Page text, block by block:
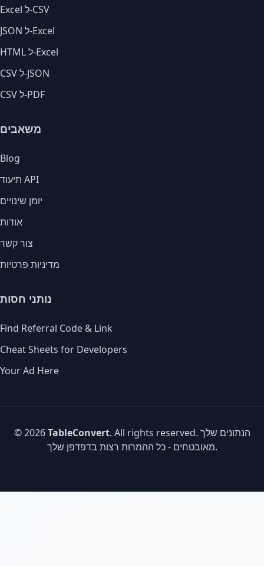
Excel ל-CSV
JSON ל-Excel
HTML ל-Excel
CSV ל-JSON
CSV ל-PDF
משאבים
Blog
תיעוד API
יומן שינויים
אודות
צור קשר
מדיניות פרטיות
נותני חסות
Find Referral Code & Link
Cheat Sheets for Developers
Your Ad Here
© 2026TableConvert. All rights reserved. הנתונים שלך
מאובטחים - כל ההמרות רצות בדפדפן שלך.